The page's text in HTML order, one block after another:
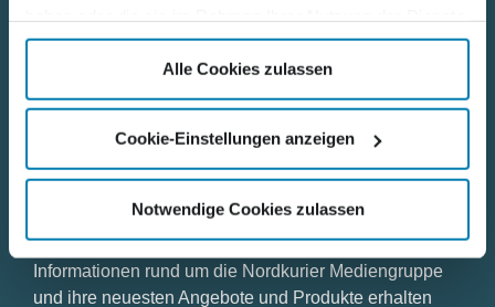
gesammelt haben.
Alle Cookies zulassen
Cookie-Einstellungen anzeigen
Notwendige Cookies zulassen
Datenschutz
Bleiben Sie mit uns in Kontakt
Informationen rund um die Nordkurier Mediengruppe
und ihre neuesten Angebote und Produkte erhalten